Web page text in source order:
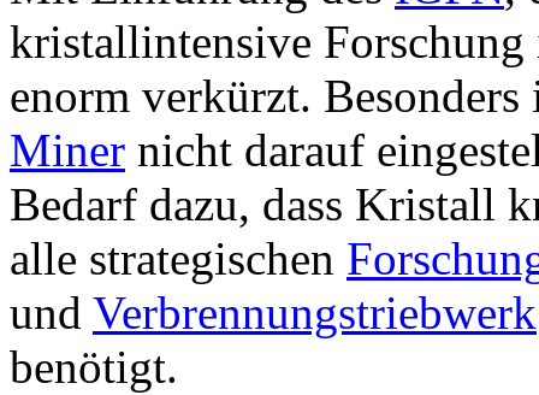
kristallintensive
enorm verkürzt.
Miner nicht darauf
Bedarf dazu, dass Kristall
alle strategischen
und Verbrennungstriebwerk
benötigt.